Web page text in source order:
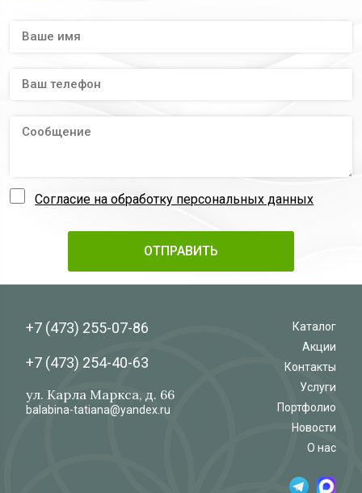
Согласие на обработку персональных данных
+7 (473) 255-07-86
+7 (473) 254-40-63
ул. Карла Маркса, д. 66
balabina-tatiana@yandex.ru
Каталог
Акции
Контакты
Услуги
Портфолио
Новости
О нас